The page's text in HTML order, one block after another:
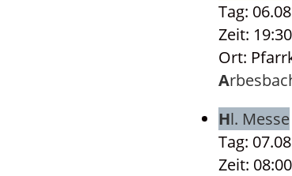
Tag:
Zeit:
Ort:
Hl. Messe
Tag:
Zeit: